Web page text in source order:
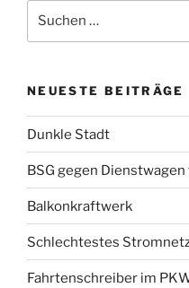
nach:
NEUESTE BEITRÄGE
Dunkle Stadt
BSG gegen
Balkonkraftwerk
Schlechtestes
Fahrtenschreiber im